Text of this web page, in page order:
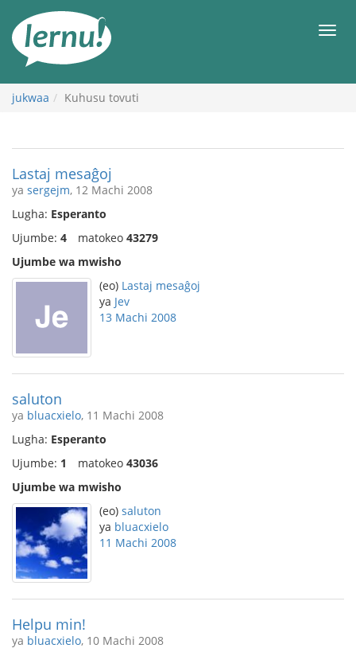
maudhui
jukwaa Kuhusu tovuti
Lastaj mesaĝoj
ya sergejm, 12 Machi 2008
Lugha: Esperanto
Ujumbe: 4 matokeo 43279
Ujumbe wa mwisho
(eo) Lastaj mesaĝoj
ya Jev
13 Machi 2008
saluton
ya bluacxielo, 11 Machi 2008
Lugha: Esperanto
Ujumbe: 1 matokeo 43036
Ujumbe wa mwisho
(eo) saluton
ya bluacxielo
11 Machi 2008
Helpu min!
ya bluacxielo, 10 Machi 2008